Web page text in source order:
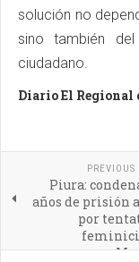
solución no
sino también
ciudadano.
Diario El Regional
PREVIOUS
Piura:
años de prisión
por